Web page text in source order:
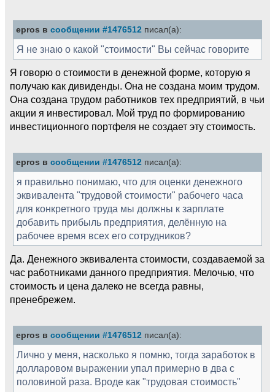
epros в сообщении #1476512 писал(а):
Я не знаю о какой "стоимости" Вы сейчас говорите
Я говорю о стоимости в денежной форме, которую я
получаю как дивиденды. Она не создана моим трудом.
Она создана трудом работников тех предприятий, в чьи
акции я инвестировал. Мой труд по формированию
инвестиционного портфеля не создает эту стоимость.
epros в сообщении #1476512 писал(а):
я правильно понимаю, что для оценки денежного
эквивалента "трудовой стоимости" рабочего часа
для конкретного труда мы должны к зарплате
добавить прибыль предприятия, делённую на
рабочее время всех его сотрудников?
Да. Денежного эквивалента стоимости, создаваемой за
час работниками данного предприятия. Мелочью, что
стоимoсть и цена далеко не всегда равны,
пренебрежем.
epros в сообщении #1476512 писал(а):
Лично у меня, насколько я помню, тогда заработок в
долларовом выражении упал примерно в два с
половиной раза. Вроде как "трудовая стоимость"